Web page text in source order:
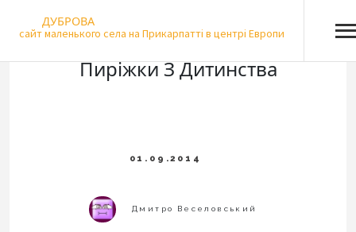
ДУБРОВА
сайт маленького села на Прикарпатті в центрі Европи
Пиріжки З Дитинства